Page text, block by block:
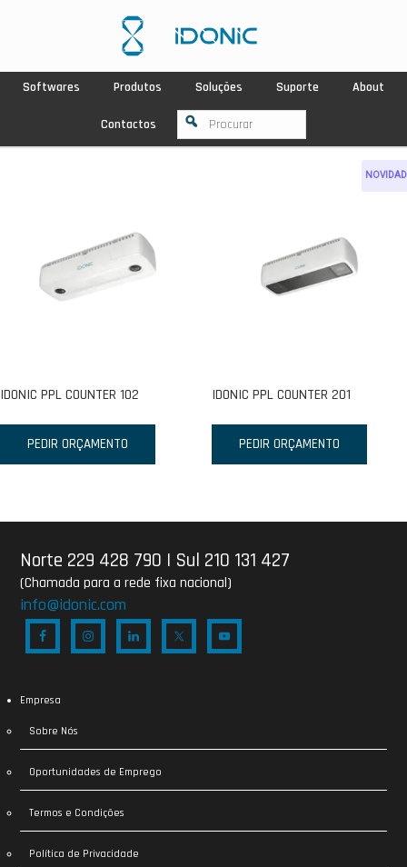
Softwares Produtos Soluções Suporte About
Contactos
IDONIC PPL COUNTER 102
PEDIR ORÇAMENTO
IDONIC PPL COUNTER 201
PEDIR ORÇAMENTO
Norte 229 428 790 | Sul 210 131 427
(Chamada para a rede fixa nacional)
info@idonic.com
Empresa
Sobre Nós
Oportunidades de Emprego
Termos e Condições
Política de Privacidade